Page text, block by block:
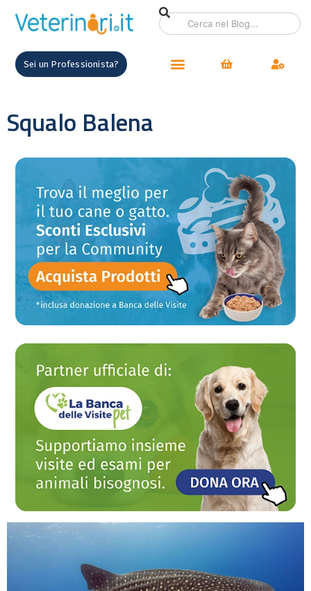
Sei un Professionista?
Squalo Balena